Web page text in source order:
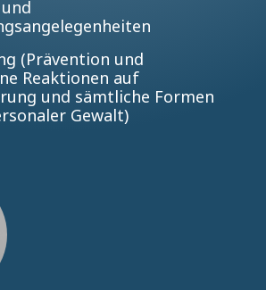
(Prävention und
Reaktionen auf
und sämtliche Formen
Gewalt)